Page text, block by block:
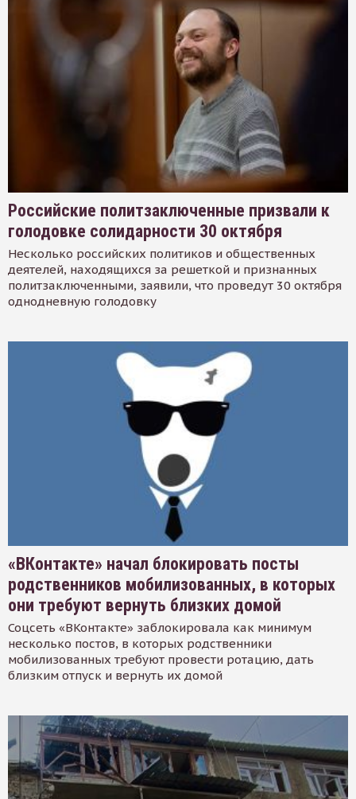
Российские политзаключенные призвали к
голодовке солидарности 30 октября
Несколько российских политиков и общественных
деятелей, находящихся за решеткой и признанных
политзаключенными, заявили, что проведут 30 октября
однодневную голодовку
«ВКонтакте» начал блокировать посты
родственников мобилизованных, в которых
они требуют вернуть близких домой
Соцсеть «ВКонтакте» заблокировала как минимум
несколько постов, в которых родственники
мобилизованных требуют провести ротацию, дать
близким отпуск и вернуть их домой